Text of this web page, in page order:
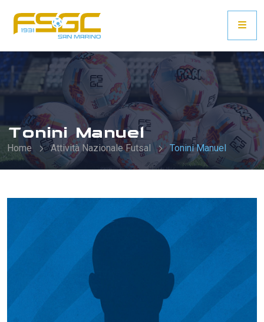
Tonini Manuel
Home Attività Nazionale Futsal Tonini Manuel